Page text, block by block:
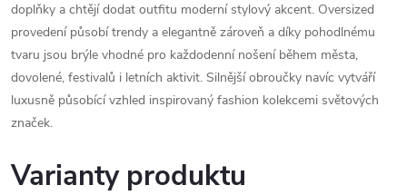
doplňky a chtějí dodat outfitu moderní stylový akcent. Oversized
provedení působí trendy a elegantně zároveň a díky pohodlnému
tvaru jsou brýle vhodné pro každodenní nošení během města,
dovolené, festivalů i letních aktivit. Silnější obroučky navíc vytváří
luxusně působící vzhled inspirovaný fashion kolekcemi světových
značek.
Varianty produktu